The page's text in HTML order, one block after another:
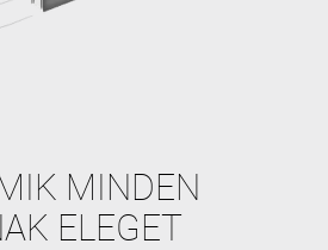
MINDEN
ELEGET